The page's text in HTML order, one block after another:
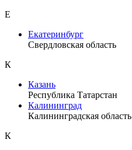
Е
Екатеринбург
Свердловская область
К
Казань
Республика Татарстан
Калининград
Калининградская область
К